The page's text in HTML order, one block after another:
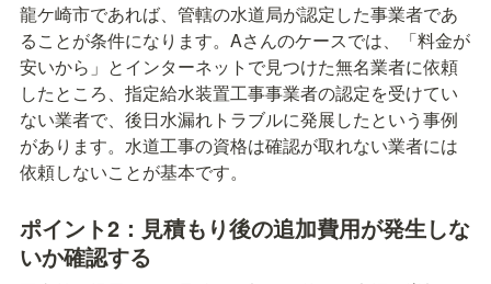
龍ケ崎市であれば、管轄の水道局が認定した事業者であ
ることが条件になります。Aさんのケースでは、「料金が
安いから」とインターネットで見つけた無名業者に依頼
したところ、指定給水装置工事事業者の認定を受けてい
ない業者で、後日水漏れトラブルに発展したという事例
があります。水道工事の資格は確認が取れない業者には
依頼しないことが基本です。
ポイント2：見積もり後の追加費用が発生しな
いか確認する